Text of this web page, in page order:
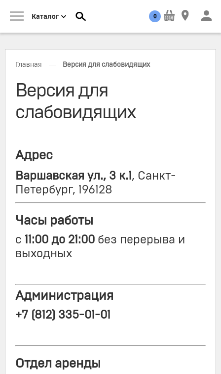
Каталог 0
Главная — Версия для слабовидящих
Версия для
слабовидящих
​Адрес
Варшавская ул., 3 к.1 , Санкт-
Петербург, 196128
Часы работы
с 11:00 до 21:00 без перерыва и
выходных
Администрация
+7 (812) 335-01-01
Отдел аренды